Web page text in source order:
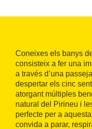
Coneixes els banys
consisteix a fer una
a través d’una
despertar els cinc
atorgant múltiples
natural del Pirineu i
perfecte per a
convida a parar,